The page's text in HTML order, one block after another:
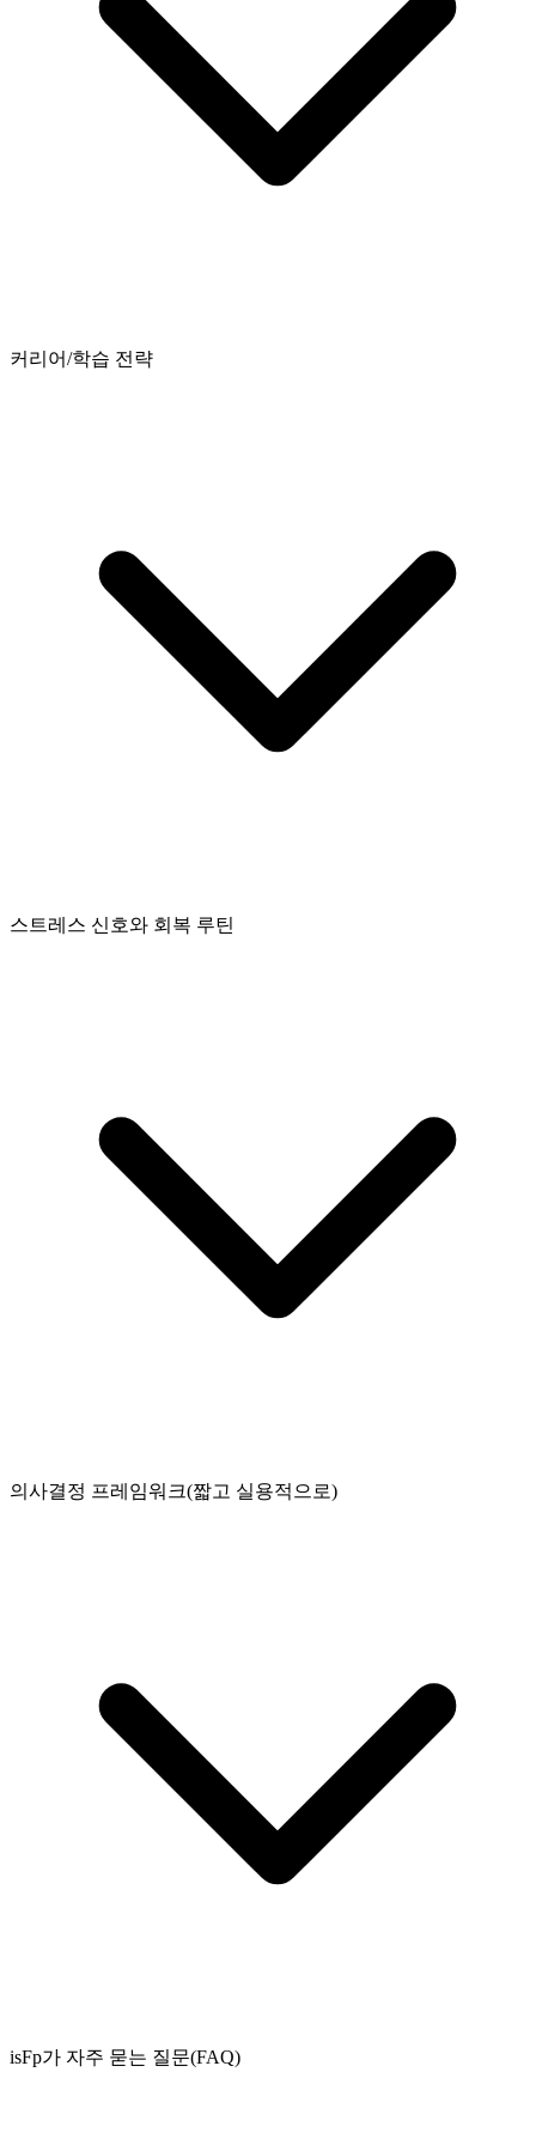
커리어/학습 전략
스트레스 신호와 회복 루틴
의사결정 프레임워크(짧고 실용적으로)
isFp가 자주 묻는 질문(FAQ)